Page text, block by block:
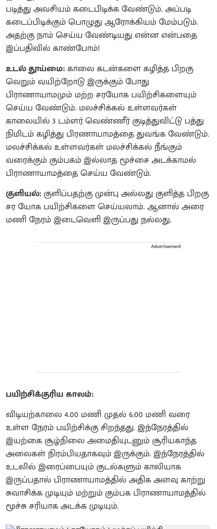
படித்து அவசியம் கடைபிடிக்க வேண்டும். அப்படி
கடைப்பிடிக்கும் பொழுது ஆரோக்கியம் மேம்படும்.
அதற்கு நாம் செய்ய வேண்டியது என்ன என்பதை
இப்பதிவில் காண்போம்!
உடல் தூய்மை:காலை கடன்களை கழித்த பிறகு
வெறும் வயிற்றோடு இருக்கும் போது
பிராணாயாமமும் மற்ற சரயோக பயிற்சிகளையும்
செய்ய வேண்டும். மலச்சிக்கல் உள்ளவர்கள்
காலையில் 3 டம்ளர் வெண்ணீர் குடித்துவிட்டு பத்து
நிமிடம் கழித்து பிரணாயாமத்தை துவங்க வேண்டும்.
மலச்சிக்கல் உள்ளவர்கள் மலச்சிக்கல் நீங்கும்
வரைக்கும் கும்பகம் இல்லாத மூச்சை அடக்காமல்
பிராணாயாமத்தை செய்ய வேண்டும்.
குளியல்:குளிப்பதற்கு முன்பு அல்லது குளித்த பிறகு
சர யோக பயிற்சிகளை செய்யலாம். ஆனால் அரை
மணி நேரம் இடைவெளி இருப்பது நல்லது.
Advertisement
பயிற்சிக்குரிய காலம்:
விடியற்காலை 4.00 மணி முதல் 6:00 மணி வரை
உள்ள நேரம் பயிற்சிக்கு சிறந்தது. இந்நேரத்தில்
இயற்கை சூழ்நிலை அமைதியுடனும் சூரியகாந்த
அலைகள் நிரம்பியதாகவும் இருக்கும். இந்நேரத்தில்
உடலில் இரைப்பையும் குடல்களும் காலியாக
இருப்பதால் பிராணாயாமத்தில் அதிக அளவு காற்று
சுவாசிக்க முடியும் மற்றும் கும்பக பிராணாயாமத்தில்
மூச்சு சரியாக அடக்க முடியும்.